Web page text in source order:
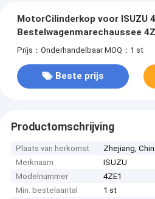
MotorCilinderkop voor ISUZU 4ZE1;
Bestelwagenmarechaussee
Prijs：Onderhandelbaar MOQ：1 st
Beste prijs
Productomschrijving
Plaats van herkomst
Zhejiang,
Merknaam
ISUZU
Modelnummer
4ZE1
Min. bestelaantal
1 st